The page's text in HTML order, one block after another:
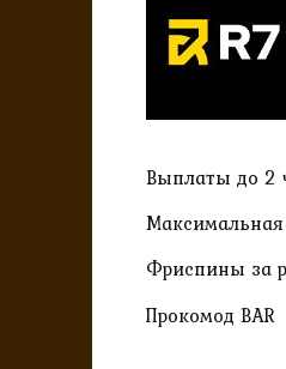
Выплаты до 2
Фриспины за
Прокомод BAR